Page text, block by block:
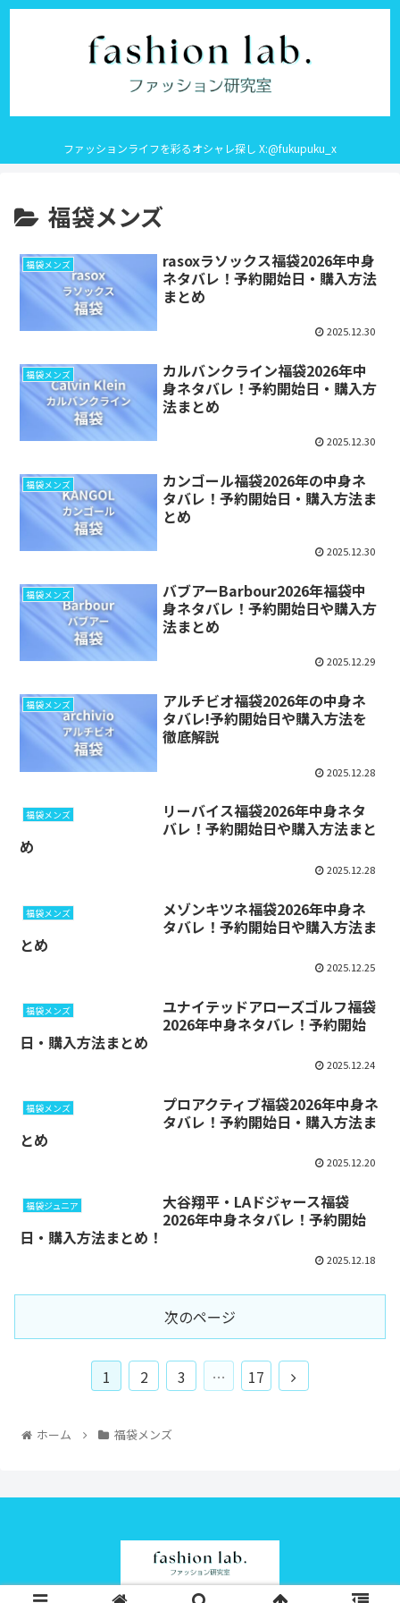
ファッションライフを彩るオシャレ探し X:@fukupuku_x
福袋メンズ
福袋メンズ
rasoxラソックス福袋2026年中身
ネタバレ！予約開始日・購入方法
まとめ
2025.12.30
福袋メンズ
カルバンクライン福袋2026年中
身ネタバレ！予約開始日・購入方
法まとめ
2025.12.30
福袋メンズ
カンゴール福袋2026年の中身ネ
タバレ！予約開始日・購入方法ま
とめ
2025.12.30
福袋メンズ
バブアーBarbour2026年福袋中
身ネタバレ！予約開始日や購入方
法まとめ
2025.12.29
福袋メンズ
アルチビオ福袋2026年の中身ネ
タバレ!予約開始日や購入方法を
徹底解説
2025.12.28
福袋メンズ
リーバイス福袋2026年中身ネタ
バレ！予約開始日や購入方法まと
め
2025.12.28
福袋メンズ
メゾンキツネ福袋2026年中身ネ
タバレ！予約開始日や購入方法ま
とめ
2025.12.25
福袋メンズ
ユナイテッドアローズゴルフ福袋
2026年中身ネタバレ！予約開始
日・購入方法まとめ
2025.12.24
福袋メンズ
プロアクティブ福袋2026年中身ネ
タバレ！予約開始日・購入方法ま
とめ
2025.12.20
福袋ジュニア
大谷翔平・LAドジャース福袋
2026年中身ネタバレ！予約開始
日・購入方法まとめ！
2025.12.18
次のページ
1 2 3 … 17
ホーム 福袋メンズ